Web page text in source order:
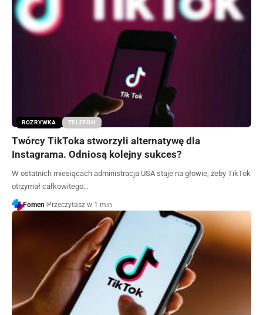
ROZRYWKA TELEFON
Twórcy TikToka stworzyli alternatywę dla
Instagrama. Odniosą kolejny sukces?
W ostatnich miesiącach administracja USA staje na głowie, żeby TikTok
otrzymał całkowitego…
Fomen Przeczytasz w 1 min